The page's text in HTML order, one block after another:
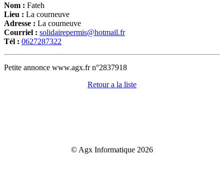
Nom : Fateh
Lieu : La courneuve
Adresse : La courneuve
Courriel : solidairepermis@hotmail.fr
Tél : 0627287322
Petite annonce www.agx.fr n°2837918
Retour a la liste
© Agx Informatique 2026